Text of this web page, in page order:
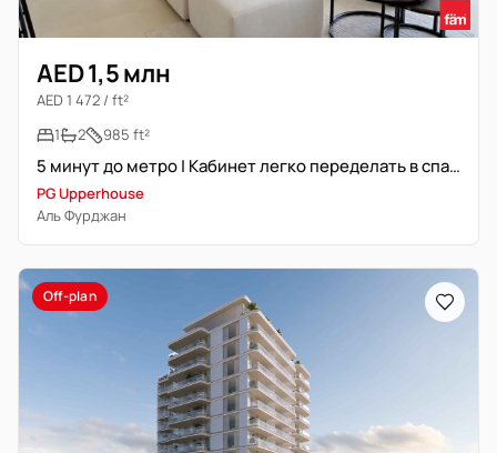
AED 1,5 млн
AED 1 472 / ft²
1
2 985 ft²
5 минут до метро | Кабинет легко переделать в спальню
PG Upperhouse
Аль Фурджан
Off-plan